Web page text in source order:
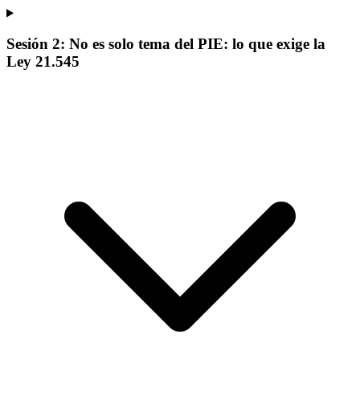
Sesión 2: No es solo tema del PIE: lo que exige la
Ley 21.545